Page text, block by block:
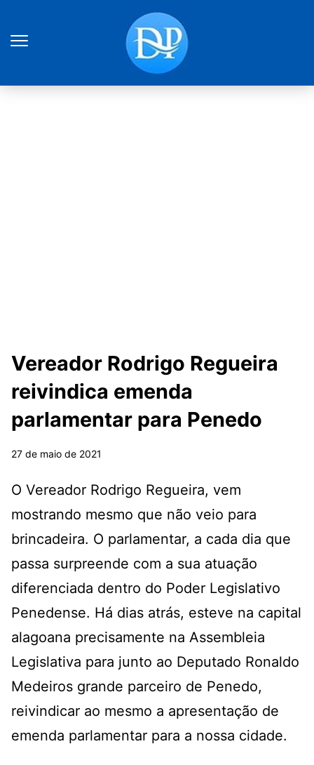
Vereador Rodrigo Regueira
reivindica emenda
parlamentar para Penedo
27 de maio de 2021
O Vereador Rodrigo Regueira, vem
mostrando mesmo que não veio para
brincadeira. O parlamentar, a cada dia que
passa surpreende com a sua atuação
diferenciada dentro do Poder Legislativo
Penedense. Há dias atrás, esteve na capital
alagoana precisamente na Assembleia
Legislativa para junto ao Deputado Ronaldo
Medeiros grande parceiro de Penedo,
reivindicar ao mesmo a apresentação de
emenda parlamentar para a nossa cidade.